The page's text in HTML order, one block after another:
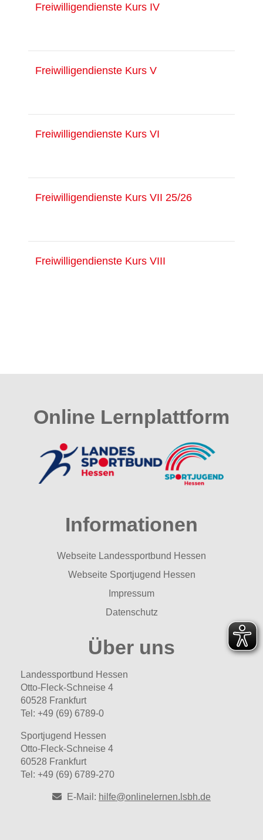
Freiwilligendienste Kurs IV
Freiwilligendienste Kurs V
Freiwilligendienste Kurs VI
Freiwilligendienste Kurs VII 25/26
Freiwilligendienste Kurs VIII
Online Lernplattform
Informationen
Webseite Landessportbund Hessen
Webseite Sportjugend Hessen
Impressum
Datenschutz
Über uns
Landessportbund Hessen
Otto-Fleck-Schneise 4
60528 Frankfurt
Tel: +49 (69) 6789-0
Sportjugend Hessen
Otto-Fleck-Schneise 4
60528 Frankfurt
Tel: +49 (69) 6789-270
E-Mail: hilfe@onlinelernen.lsbh.de